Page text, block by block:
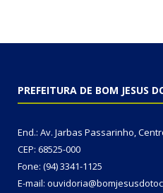
PREFEITURA DE BOM JESUS
End.: Av. Jarbas Passarinho,
CEP: 68525-000
Fone: (94) 3341-1125
E-mail: